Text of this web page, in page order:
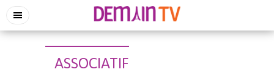
ASSOCIATIF